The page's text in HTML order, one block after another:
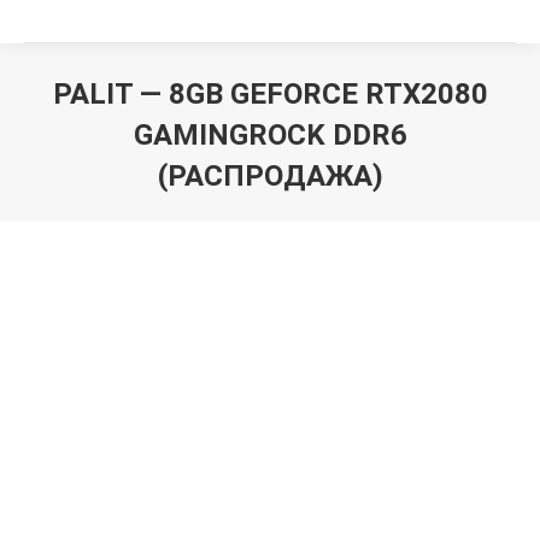
PALIT — 8GB GEFORCE RTX2080
GAMINGROCK DDR6
(РАСПРОДАЖА)